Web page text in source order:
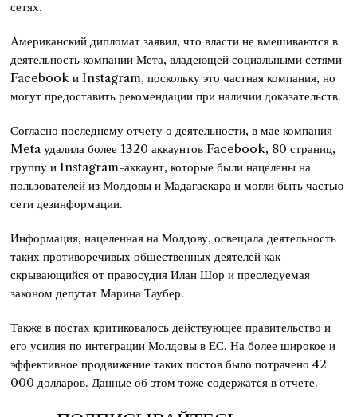
сетях.
Американский дипломат заявил, что власти не вмешиваются в
деятельность компании Мета, владеющей социальными сетями
Facebook и Instagram, поскольку это частная компания, но
могут предоставить рекомендации при наличии доказательств.
Согласно последнему отчету о деятельности, в мае компания
Meta удалила более 1320 аккаунтов Facebook, 80 страниц,
группу и Instagram-аккаунт, которые были нацелены на
пользователей из Молдовы и Мадагаскара и могли быть частью
сети дезинформации.
Информация, нацеленная на Молдову, освещала деятельность
таких противоречивых общественных деятелей как
скрывающийся от правосудия Илан Шор и преследуемая
законом депутат Марина Таубер.
Также в постах критиковалось действующее правительство и
его усилия по интеграции Молдовы в ЕС. На более широкое и
эффективное продвижение таких постов было потрачено 42
000 долларов. Данные об этом тоже содержатся в отчете.